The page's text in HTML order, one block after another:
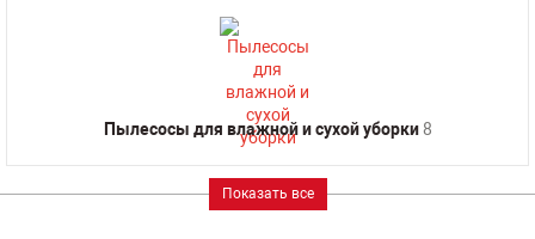
Пылесосы для влажной и сухой уборки 8
Показать все